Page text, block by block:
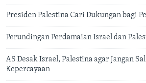
Presiden Palestina Cari Dukungan bagi
Perundingan Perdamaian Israel dan
AS Desak Israel, Palestina agar Jangan
Kepercayaan